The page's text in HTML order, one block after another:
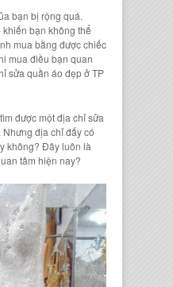
bạn bị rộng quá.
bạn không thể
mua bằng được chiếc
mua điều bạn quan
sửa quần áo đẹp ở TP
được một địa chỉ sửa
địa chỉ đấy có
không? Đây luôn là
tâm hiện nay?